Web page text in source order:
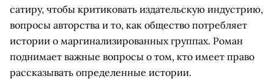
сатиру, чтобы критиковать издательскую индустрию,
вопросы авторства и то, как общество потребляет
истории о маргинализированных группах. Роман
поднимает важные вопросы о том, кто имеет право
рассказывать определенные истории.